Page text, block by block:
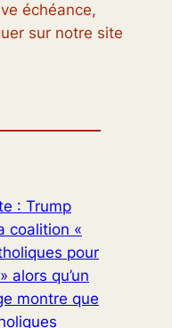
échéance,
sur notre site
: Trump
coalition «
pour
alors qu’un
montre que